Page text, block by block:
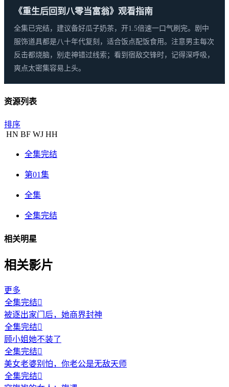
《重生后回到八零当富翁》观看指南
全集已完结，建议备好瓜子奶茶，开1.5倍速一口气刷完。剧中
服饰道具都是八十年代复刻，适合饭点配饭食用。注意男主每次
反击都烧脑，别走神错过线索；看到宿敌交锋时，记得深呼吸，
爽点太密集容易上头。
资源列表
排序
HN BF WJ HH
全集完结
第01集
全集
全集完结
相关明星
相关影片
更多
全集完结
被逐出家门后，她商界封神
全集完结
顾小姐她不装了
全集完结
美女老婆别怕，你老公是无敌天师
全集完结